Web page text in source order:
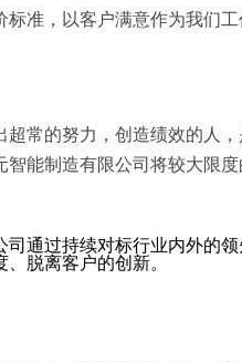
准，以客户满意作为我们
常的努力，创造绩效的人
能制造有限公司将较大限
通过持续对标行业内外的
脱离客户的创新。